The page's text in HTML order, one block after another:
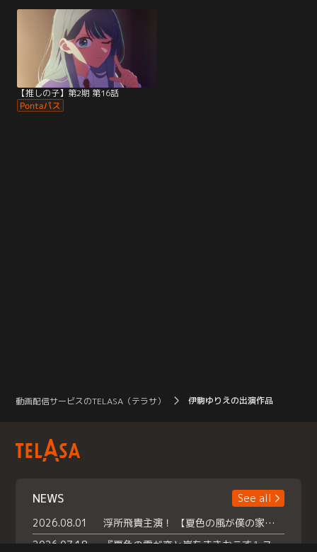
【推しの子】第2期 第16話
動画配信サービスのTELASA（テラサ） 伊駒ゆりえの出演作品
NEWS
See all
2026.08.01
浮所飛貴主演！ 【夏色の風が僕の家にやってきた】 本日よりテラサで独占配信スタート！
2026.07.18
『夏色の雲が恋と嵐をまきおこす』スペシャルメイキング 【Part1】2026年７月18日（土）23時30分～配信スタート！話題のシーンの裏側を大公開！豪華キャスト大集合！ 『武宮家 真夏の家族会議』開催！